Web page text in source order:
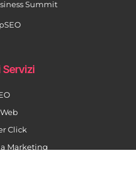
Summit
Servizi
Click
Marketing